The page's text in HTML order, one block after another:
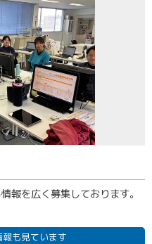
報を広く募集しております。
も見ています